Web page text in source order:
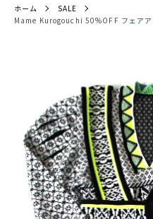
ホーム
SALE
Mame Kurogouchi 50%OFF フェアア